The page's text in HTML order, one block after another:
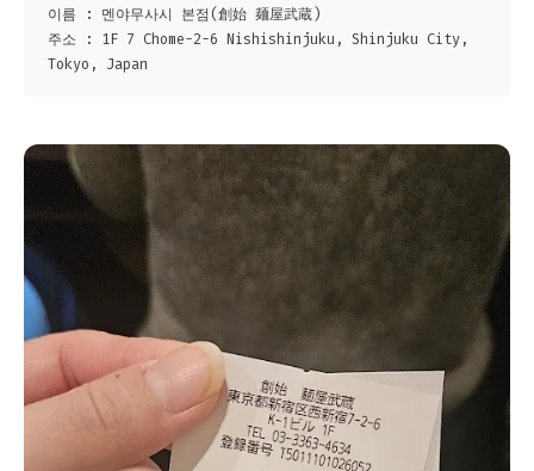
이름 : 멘야무사시 본점(創始 麺屋武蔵)
주소 : 1F 7 Chome-2-6 Nishishinjuku, Shinjuku City,
Tokyo, Japan